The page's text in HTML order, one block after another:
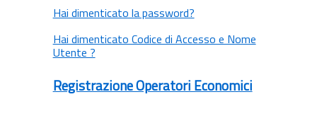
Hai dimenticato la password?
Hai dimenticato Codice di Accesso e Nome
Utente ?
Registrazione Operatori Economici